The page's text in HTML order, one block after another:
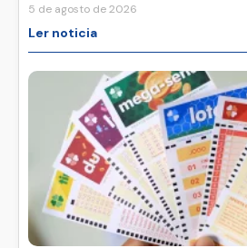
5 de agosto de 2026
Ler noticia